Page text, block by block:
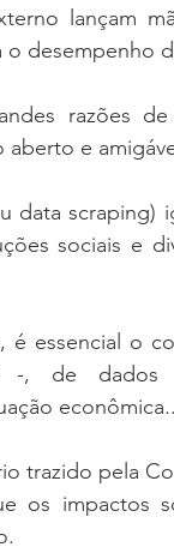
lançam
desempenho
razões
aberto e
data scraping)
sociais e
é essencial o
-, de dados
trazido pela
os impactos